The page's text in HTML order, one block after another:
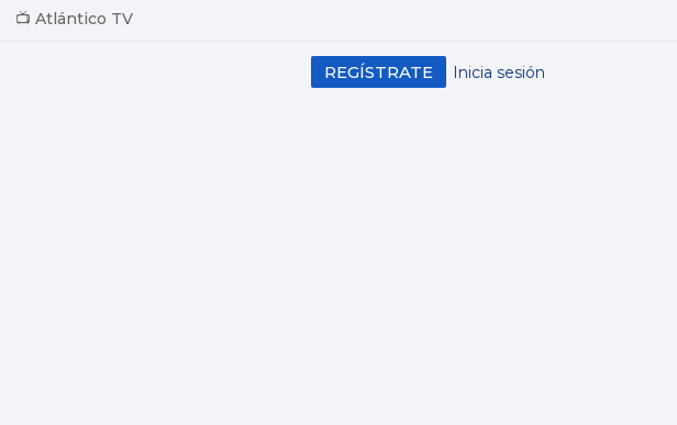
📺 Atlántico TV
Inicia sesión
REGÍSTRATE